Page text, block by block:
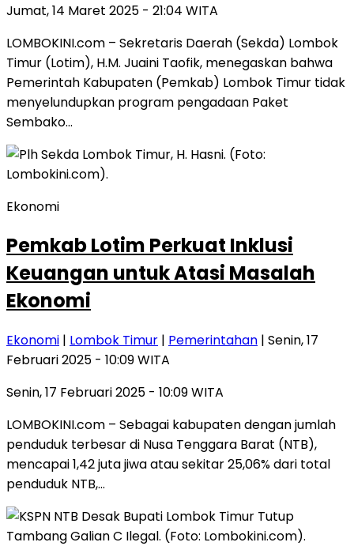
Jumat, 14 Maret 2025 - 21:04 WITA
LOMBOKINI.com – Sekretaris Daerah (Sekda) Lombok
Timur (Lotim), H.M. Juaini Taofik, menegaskan bahwa
Pemerintah Kabupaten (Pemkab) Lombok Timur tidak
menyelundupkan program pengadaan Paket
Sembako…
Ekonomi
Pemkab Lotim Perkuat Inklusi
Keuangan untuk Atasi Masalah
Ekonomi
Ekonomi | Lombok Timur | Pemerintahan | Senin, 17
Februari 2025 - 10:09 WITA
Senin, 17 Februari 2025 - 10:09 WITA
LOMBOKINI.com – Sebagai kabupaten dengan jumlah
penduduk terbesar di Nusa Tenggara Barat (NTB),
mencapai 1,42 juta jiwa atau sekitar 25,06% dari total
penduduk NTB,…